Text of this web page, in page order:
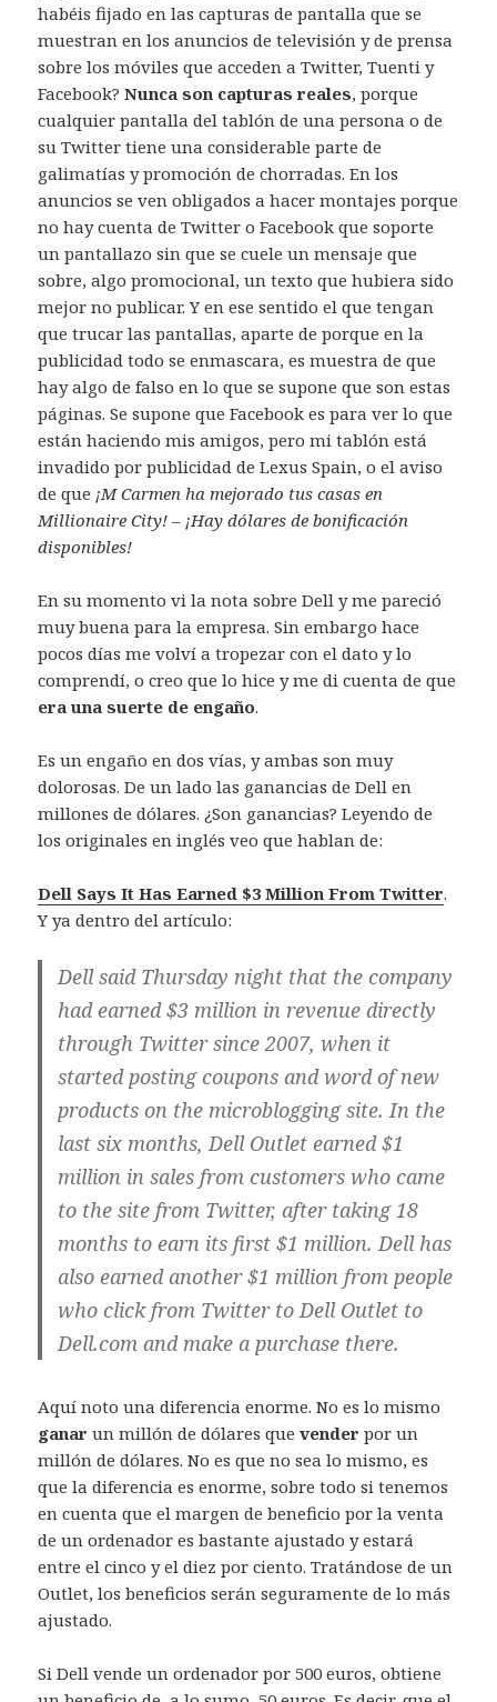
habéis fijado en las capturas de pantalla que se
muestran en los anuncios de televisión y de prensa
sobre los móviles que acceden a Twitter, Tuenti y
Facebook?Nunca son capturas reales, porque
cualquier pantalla del tablón de una persona o de
su Twitter tiene una considerable parte de
galimatías y promoción de chorradas. En los
anuncios se ven obligados a hacer montajes porque
no hay cuenta de Twitter o Facebook que soporte
un pantallazo sin que se cuele un mensaje que
sobre, algo promocional, un texto que hubiera sido
mejor no publicar. Y en ese sentido el que tengan
que trucar las pantallas, aparte de porque en la
publicidad todo se enmascara, es muestra de que
hay algo de falso en lo que se supone que son estas
páginas. Se supone que Facebook es para ver lo que
están haciendo mis amigos, pero mi tablón está
invadido por publicidad de Lexus Spain, o el aviso
de que ¡M Carmen ha mejorado tus casas en
Millionaire City! – ¡Hay dólares de bonificación
disponibles!
En su momento vi la nota sobre Dell y me pareció
muy buena para la empresa. Sin embargo hace
pocos días me volví a tropezar con el dato y lo
comprendí, o creo que lo hice y me di cuenta de que
era una suerte de engaño.
Es un engaño en dos vías, y ambas son muy
dolorosas. De un lado las ganancias de Dell en
millones de dólares. ¿Son ganancias? Leyendo de
los originales en inglés veo que hablan de:
Dell Says It Has Earned $3 Million From Twitter.
Y ya dentro del artículo:
Dell said Thursday night that the company
had earned $3 million in revenue directly
through Twitter since 2007, when it
started posting coupons and word of new
products on the microblogging site. In the
last six months, Dell Outlet earned $1
million in sales from customers who came
to the site from Twitter, after taking 18
months to earn its first $1 million. Dell has
also earned another $1 million from people
who click from Twitter to Dell Outlet to
Dell.com and make a purchase there.
Aquí noto una diferencia enorme. No es lo mismo
ganar un millón de dólares quevender por un
millón de dólares. No es que no sea lo mismo, es
que la diferencia es enorme, sobre todo si tenemos
en cuenta que el margen de beneficio por la venta
de un ordenador es bastante ajustado y estará
entre el cinco y el diez por ciento. Tratándose de un
Outlet, los beneficios serán seguramente de lo más
ajustado.
Si Dell vende un ordenador por 500 euros, obtiene